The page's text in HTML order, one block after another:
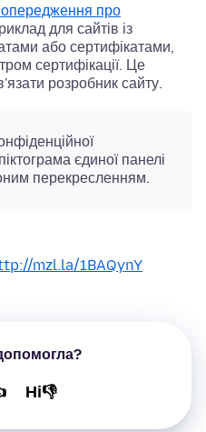
про
для сайтів із
або сертифікатами,
сертифікації. Це
розробник сайту.
єдиної панелі
перекресленням.
mzl.la/1BAQynY
Ні👎